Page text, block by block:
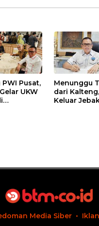
Pusat,
UKW
Menunggu
dari
Keluar
Media Siber Iklan